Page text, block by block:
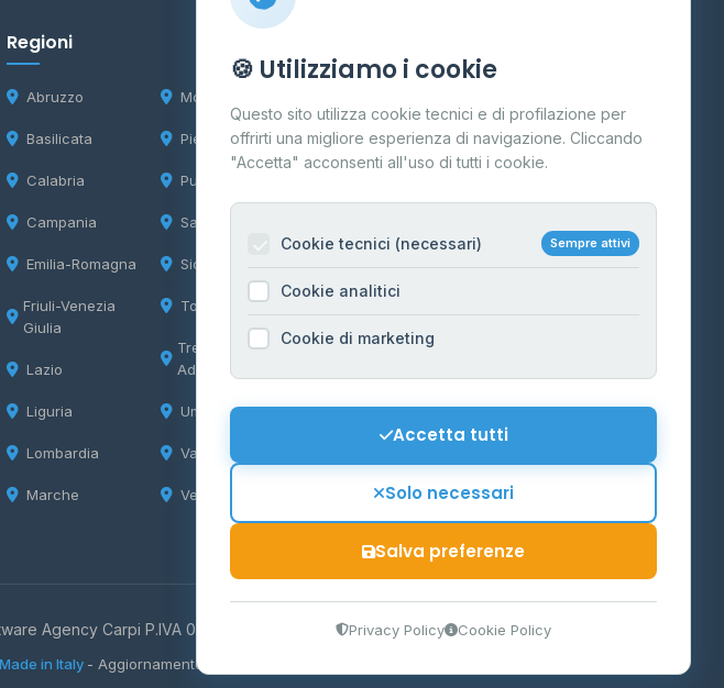
Regioni
Abruzzo
Basilicata
Calabria
Campania
Emilia-Romagna
Friuli-Venezia
Giulia
Lazio
Liguria
Lombardia
Marche
Molise
Piemonte
Puglia
Sardegna
Sicilia
Toscana
Trentino-Alto
Adige
Umbria
Valle d'Aosta
Veneto
Contatti
Per gestori
Informazioni legali
Privacy Policy
Cookie Policy
Mappa del sito
Contattaci
Agency Carpi P.IVA 03859300364
in Italy - Aggiornamento quotidiano
🍪 Utilizziamo i cookie
Questo sito utilizza cookie tecnici e di profilazione per
offrirti una migliore esperienza di navigazione. Cliccando
"Accetta" acconsenti all'uso di tutti i cookie.
Cookie tecnici (necessari) Sempre attivi
Cookie analitici
Cookie di marketing
Accetta tutti
Solo necessari
Salva preferenze
Privacy Policy Cookie Policy